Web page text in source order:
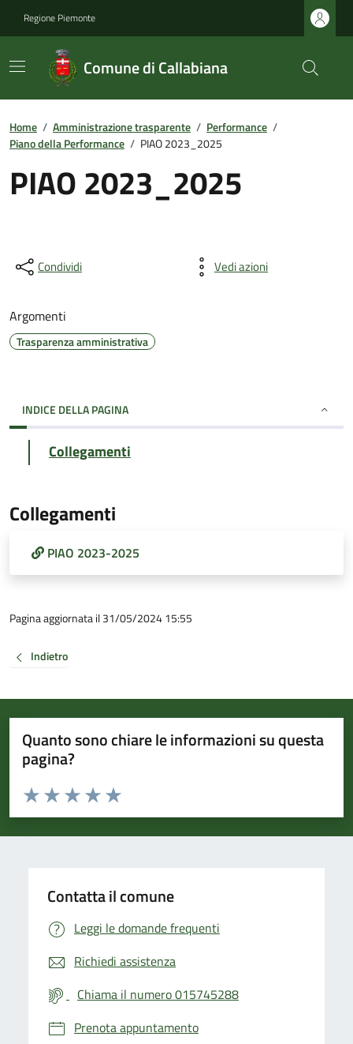
Regione Piemonte
Comune di Callabiana
Home / Amministrazione trasparente / Performance /
Piano della Performance / PIAO 2023_2025
PIAO 2023_2025
Condividi Vedi azioni
Argomenti
Trasparenza amministrativa
INDICE DELLA PAGINA
Collegamenti
Collegamenti
PIAO 2023-2025
Pagina aggiornata il 31/05/2024 15:55
Indietro
Quanto sono chiare le informazioni su questa
pagina?
Valuta da 1 a 5 stelle la pagina
Valuta 5 stelle su 5
Valuta 4 stelle su 5
Valuta 3 stelle su 5
Valuta 2 stelle su 5
Valuta 1 stelle su 5
Contatta il comune
Leggi le domande frequenti
Richiedi assistenza
Chiama il numero 015745288
Prenota appuntamento